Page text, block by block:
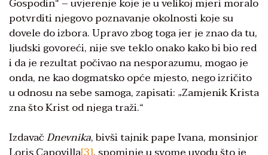
potvrditi njegovo poznavanje okolnosti koje su
dovele do izbora. Upravo zbog toga jer je znao da tu,
ljudski govoreći, nije sve teklo onako kako bi bio red
i da je rezultat počivao na nesporazumu, mogao je
onda, ne kao dogmatsko opće mjesto, nego izričito
u odnosu na sebe samoga, zapisati: „Zamjenik Krista
zna što Krist od njega traži.“
IzdavačDnevnika, bivši tajnik pape Ivana, monsinjor